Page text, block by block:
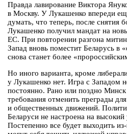
Правда лавирование Виктора
в Москву. У Лукашенко впереди
думать, что теперь, после снятия
Лукашенко получил мандат на
ЕС. При повторении разгона
Запад вновь поместит Беларусь в
снова станет более
Но иного варианта, кроме
у Лукашенко нет. Игра с Западом
постоянно. Рано или поздно
требования отменить преграды
и общественных движений.
Беларуси не настроена на
Постепенно все будет выходить